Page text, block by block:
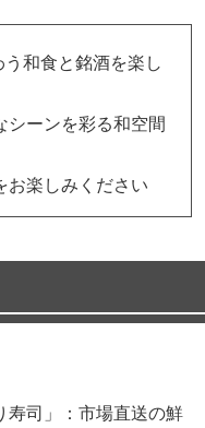
う和食と銘酒を楽し
シーンを彩る和空間
お楽しみください
司」：市場直送の鮮